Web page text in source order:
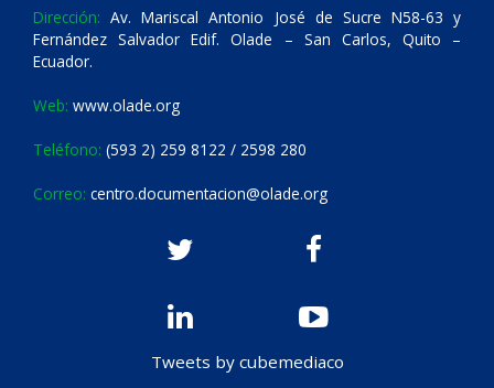
Dirección: Av. Mariscal Antonio José de Sucre N58-63 y
Fernández Salvador Edif. Olade – San Carlos, Quito –
Ecuador.
Web: www.olade.org
Teléfono: (593 2) 259 8122 / 2598 280
Correo: centro.documentacion@olade.org
Tweets by cubemediaco